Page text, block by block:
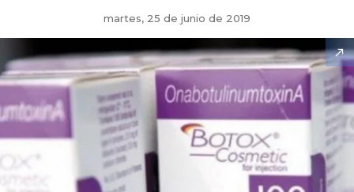
martes, 25 de junio de 2019